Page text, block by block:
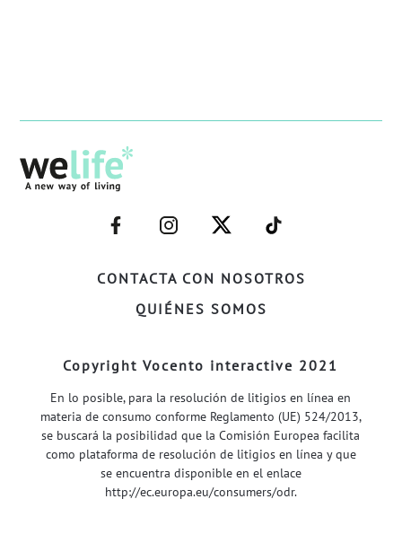
CONTACTA CON NOSOTROS
QUIÉNES SOMOS
–
FACEBOOK–
–
INSTAGRAM–
–
TWITTER–
–
WELIFE–
Copyright Vocento interactive 2021
En lo posible, para la resolución de litigios en línea en
materia de consumo conforme Reglamento (UE) 524/2013,
se buscará la posibilidad que la Comisión Europea facilita
como plataforma de resolución de litigios en línea y que
se encuentra disponible en el enlace
http://ec.europa.eu/consumers/odr.